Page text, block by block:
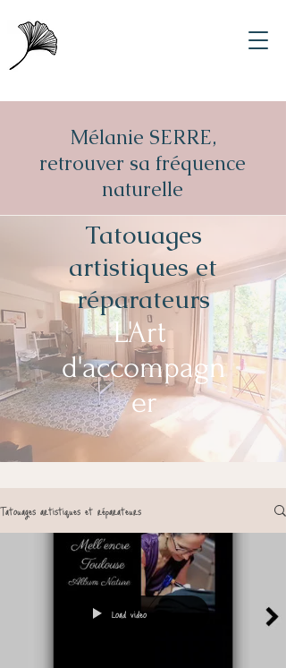
Mélanie SERRE,
retrouver sa fréquence
naturelle
Tatouages
artistiques et
réparateurs
L'Art
d'accompagn
er
Tatouages artistiques et réparateurs
Load video